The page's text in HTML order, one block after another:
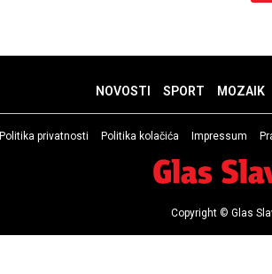
NOVOSTI SPORT MOZAIK
Politika privatnosti Politika kolačića Impressum
Copyright © Glas